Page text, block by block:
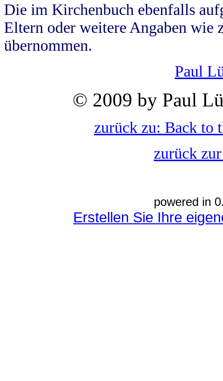
Die im Kirchenbuch ebenfalls
Eltern oder weitere Angaben wie
übernommen.
Paul
© 2009 by Paul
zurück zu: Back to
zurück
powered in
Erstellen Sie Ihre